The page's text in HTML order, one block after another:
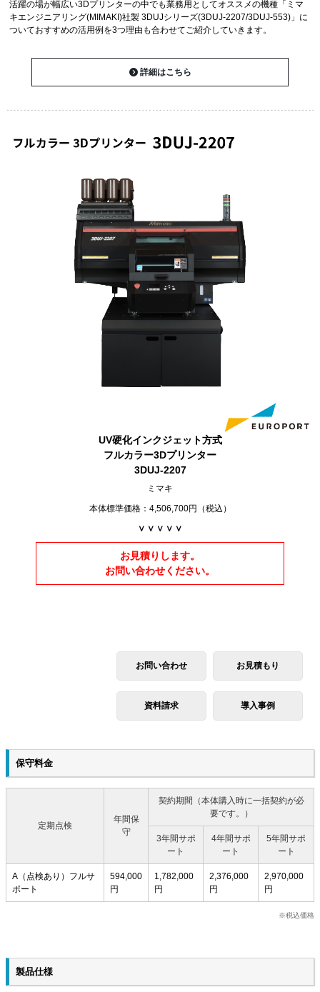
活躍の場が幅広い3Dプリンターの中でも業務用としてオススメの機種「ミマ
キエンジニアリング(MIMAKI)社製 3DUJシリーズ(3DUJ-2207/3DUJ-553)」に
ついておすすめの活用例を3つ理由も合わせてご紹介していきます。
詳細はこちら
UV硬化インクジェット方式
フルカラー3Dプリンター
3DUJ-2207
ミマキ
本体標準価格：4,506,700円（税込）
∨ ∨ ∨ ∨ ∨
お見積りします。
お問い合わせください。
お問い合わせ お見積もり
資料請求 導入事例
保守料金
定期点検
年間保
守
契約期間（本体購入時に一括契約が必
要です。）
3年間サポ
ート
4年間サポ
ート
5年間サポ
ート
A（点検あり）フルサ
ポート
594,000
円
1,782,000
円
2,376,000
円
2,970,000
円
税込価格
製品仕様